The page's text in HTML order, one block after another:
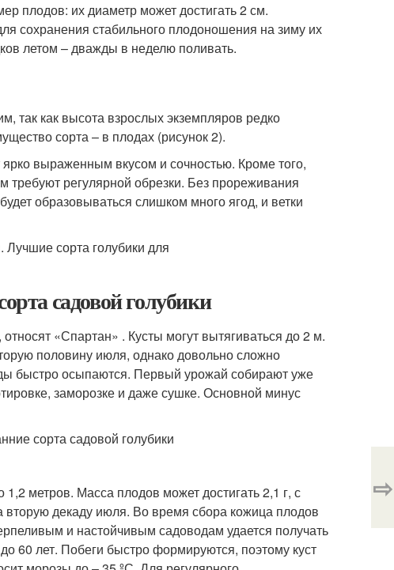
плодов: их диаметр может достигать 2 см.
сохранения стабильного плодоношения на зиму их
летом – дважды в неделю поливать.
так как высота взрослых экземпляров редко
сорта – в плодах (рисунок 2).
выраженным вкусом и сочностью. Кроме того,
требуют регулярной обрезки. Без прореживания
образовываться слишком много ягод, и ветки
садовой голубики
«Спартан» . Кусты могут вытягиваться до 2 м.
половину июля, однако довольно сложно
быстро осыпаются. Первый урожай собирают уже
заморозке и даже сушке. Основной минус
метров. Масса плодов может достигать 2,1 г, с
декаду июля. Во время сбора кожица плодов
и настойчивым садоводам удается получать
60 лет. Побеги быстро формируются, поэтому куст
⇨